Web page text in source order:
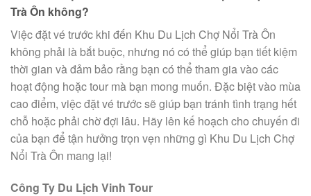
Trà Ôn không?
Việc đặt vé trước khi đến Khu Du Lịch Chợ Nổi Trà Ôn
không phải là bắt buộc, nhưng nó có thể giúp bạn tiết kiệm
thời gian và đảm bảo rằng bạn có thể tham gia vào các
hoạt động hoặc tour mà bạn mong muốn. Đặc biệt vào mùa
cao điểm, việc đặt vé trước sẽ giúp bạn tránh tình trạng hết
chỗ hoặc phải chờ đợi lâu. Hãy lên kế hoạch cho chuyến đi
của bạn để tận hưởng trọn vẹn những gì Khu Du Lịch Chợ
Nổi Trà Ôn mang lại!
Công Ty Du Lịch Vinh Tour